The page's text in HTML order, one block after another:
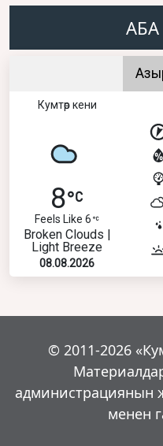
Кумтөр кени
8
Feels Like 6
Broken Clouds |
Light Breeze
08.08.2026
© 2011-2026
администрациянын
менен